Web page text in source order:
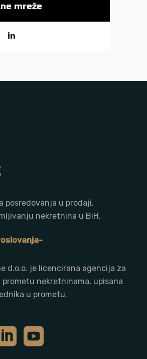
mreže
posredovanja u prodaji,
nekretnina u BiH.
d.o.o. je licencirana agencija za
prometu nekretninama, upisana
u prometu.